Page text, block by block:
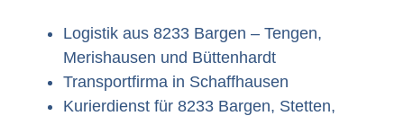
Logistik aus 8233 Bargen – Tengen,
Merishausen und Büttenhardt
Transportfirma in Schaffhausen
Kurierdienst für 8233 Bargen, Stetten,